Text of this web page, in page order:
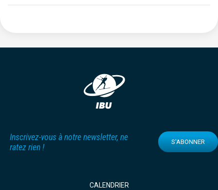
Inscrivez-vous à notre newsletter, ne
ratez rien !
S'ABONNER
CALENDRIER